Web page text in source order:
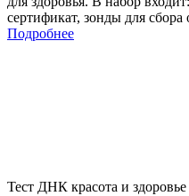
сертификат, зонды для
Подробнее
Тест ДНК красота и